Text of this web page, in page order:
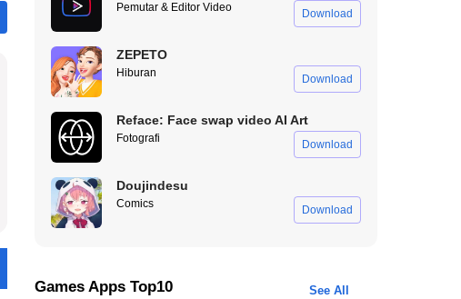
Pemutar & Editor Video Download
ZEPETO
Hiburan Download
Reface: Face swap video AI Art
Fotografi Download
Doujindesu
Comics Download
Games Apps Top10 See All